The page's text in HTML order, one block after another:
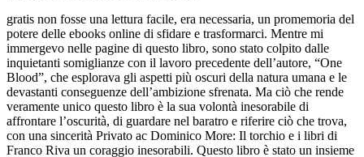
gratis non fosse una lettura facile, era necessaria, un promemoria del
potere delle ebooks online di sfidare e trasformarci. Mentre mi
immergevo nelle pagine di questo libro, sono stato colpito dalle
inquietanti somiglianze con il lavoro precedente dell’autore, “One
Blood”, che esplorava gli aspetti più oscuri della natura umana e le
devastanti conseguenze dell’ambizione sfrenata. Ma ciò che rende
veramente unico questo libro è la sua volontà inesorabile di
affrontare l’oscurità, di guardare nel baratro e riferire ciò che trova,
con una sincerità Privato ac Dominico More: Il torchio e i libri di
Franco Riva un coraggio inesorabili. Questo libro è stato un insieme